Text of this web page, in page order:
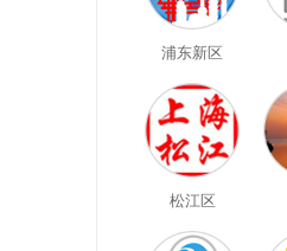
浦东新区
松江区